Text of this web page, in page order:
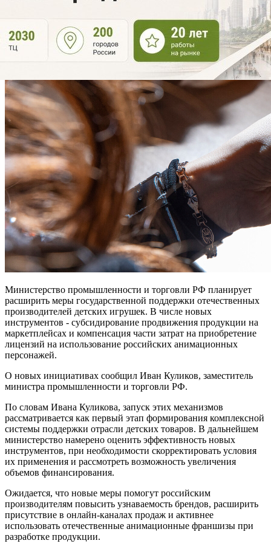
расширить меры государственной поддержки отечественных
производителей детских игрушек. В числе новых
инструментов - субсидирование продвижения продукции на
маркетплейсах и компенсация части затрат на приобретение
лицензий на использование российских анимационных
персонажей.
министра промышленности и торговли РФ.
рассматривается как первый этап формирования комплексной
системы поддержки отрасли детских товаров. В дальнейшем
министерство намерено оценить эффективность новых
инструментов, при необходимости скорректировать условия
их применения и рассмотреть возможность увеличения
объемов финансирования.
производителям повысить узнаваемость брендов, расширить
присутствие в онлайн-каналах продаж и активнее
использовать отечественные анимационные франшизы при
разработке продукции.